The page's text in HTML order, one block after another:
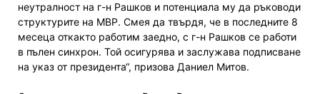
неутралност на г-н Рашков и потенциала му да ръководи
структурите на МВР. Смея да твърдя, че в последните 8
месеца откакто работим заедно, с г-н Рашков се работи
в пълен синхрон. Той осигурява и заслужава подписване
на указ от президента“, призова Даниел Митов.